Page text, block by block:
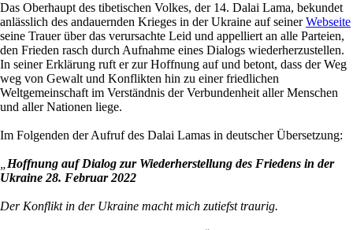
Das Oberhaupt des tibetischen Volkes, der 14. Dalai Lama, bekundet
anlässlich des andauernden Krieges in der Ukraine auf seinerWebseite
seine Trauer über das verursachte Leid und appelliert an alle Parteien,
den Frieden rasch durch Aufnahme eines Dialogs wiederherzustellen.
In seiner Erklärung ruft er zur Hoffnung auf und betont, dass der Weg
weg von Gewalt und Konflikten hin zu einer friedlichen
Weltgemeinschaft im Verständnis der Verbundenheit aller Menschen
und aller Nationen liege.
Im Folgenden der Aufruf des Dalai Lamas in deutscher Übersetzung:
Hoffnung auf Dialog zur Wiederherstellung des Friedens in der
Ukraine 28. Februar 2022
Der Konflikt in der Ukraine macht mich zutiefst traurig.